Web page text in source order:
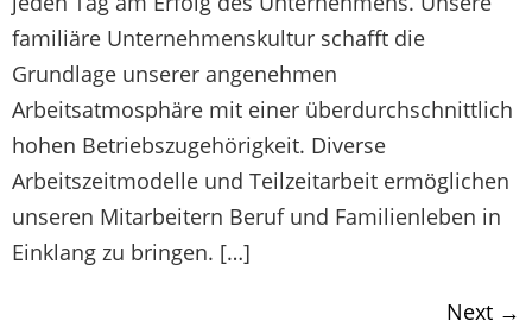
familiäre Unternehmenskultur schafft die
Grundlage unserer angenehmen
Arbeitsatmosphäre mit einer überdurchschnittlich
hohen Betriebszugehörigkeit. Diverse
Arbeitszeitmodelle und Teilzeitarbeit ermöglichen
unseren Mitarbeitern Beruf und Familienleben in
Einklang zu bringen. […]
Next →